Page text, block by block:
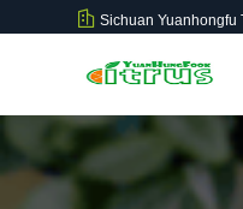
Sichuan Yuanhongfu